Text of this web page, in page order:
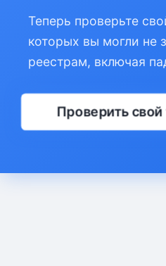
Теперь проверьте
которых вы могли не
реестрам, включая
Проверить